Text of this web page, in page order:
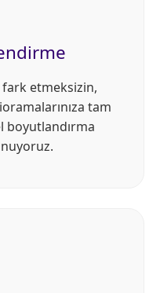
fark etmeksizin,
tam
boyutlandırma